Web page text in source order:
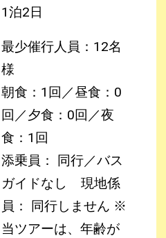
1泊2日
最少催行人員：12名
様
朝食：1回／昼食：0
回／夕食：0回／夜
食：1回
添乗員： 同行／バス
ガイドなし
現地係
員： 同行しません ※
当ツアーは、年齢が